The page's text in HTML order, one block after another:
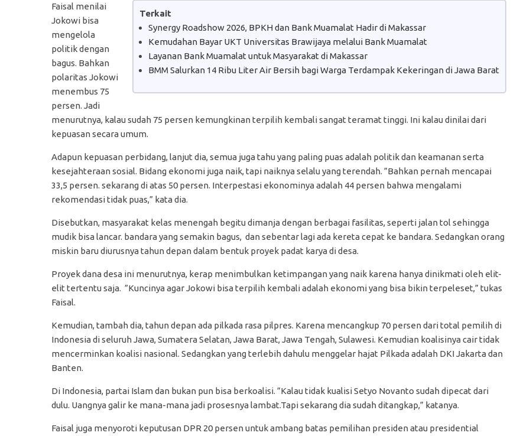
Terkait
Synergy Roadshow 2026, BPKH dan Bank Muamalat Hadir di Makassar
Kemudahan Bayar UKT Universitas Brawijaya melalui Bank Muamalat
Layanan Bank Muamalat untuk Masyarakat di Makassar
BMM Salurkan 14 Ribu Liter Air Bersih bagi Warga Terdampak Kekeringan di Jawa Barat
Faisal menilai
Jokowi bisa
mengelola
politik dengan
bagus. Bahkan
polaritas Jokowi
menembus 75
persen. Jadi
menurutnya, kalau sudah 75 persen kemungkinan terpilih kembali sangat teramat tinggi. Ini kalau dinilai dari
kepuasan secara umum.
Adapun kepuasan perbidang, lanjut dia, semua juga tahu yang paling puas adalah politik dan keamanan serta
kesejahteraan sosial. Bidang ekonomi juga naik, tapi naiknya selalu yang terendah. ”Bahkan pernah mencapai
33,5 persen. sekarang di atas 50 persen. Interpestasi ekonominya adalah 44 persen bahwa mengalami
rekomendasi tidak puas,” kata dia.
Disebutkan, masyarakat kelas menengah begitu dimanja dengan berbagai fasilitas, seperti jalan tol sehingga
mudik bisa lancar. bandara yang semakin bagus, dan sebentar lagi ada kereta cepat ke bandara. Sedangkan orang
miskin baru diurusnya tahun depan dalam bentuk proyek padat karya di desa.
Proyek dana desa ini menurutnya, kerap menimbulkan ketimpangan yang naik karena hanya dinikmati oleh elit-
elit tertentu saja. ”Kuncinya agar Jokowi bisa terpilih kembali adalah ekonomi yang bisa bikin terpeleset,” tukas
Faisal.
Kemudian, tambah dia, tahun depan ada pilkada rasa pilpres. Karena mencangkup 70 persen dari total pemilih di
Indonesia di seluruh Jawa, Sumatera Selatan, Jawa Barat, Jawa Tengah, Sulawesi. Kemudian koalisinya cair tidak
mencerminkan koalisi nasional. Sedangkan yang terlebih dahulu menggelar hajat Pilkada adalah DKI Jakarta dan
Banten.
Di Indonesia, partai Islam dan bukan pun bisa berkoalisi. ”Kalau tidak kualisi Setyo Novanto sudah dipecat dari
dulu. Uangnya galir ke mana-mana jadi prosesnya lambat.Tapi sekarang dia sudah ditangkap,” katanya.
Faisal juga menyoroti keputusan DPR 20 persen untuk ambang batas pemilihan presiden atau presidential